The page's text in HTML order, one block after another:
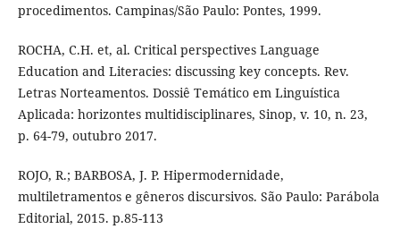
procedimentos. Campinas/São Paulo: Pontes, 1999.
ROCHA, C.H. et, al. Critical perspectives Language
Education and Literacies: discussing key concepts. Rev.
Letras Norteamentos. Dossiê Temático em Linguística
Aplicada: horizontes multidisciplinares, Sinop, v. 10, n. 23,
p. 64-79, outubro 2017.
ROJO, R.; BARBOSA, J. P. Hipermodernidade,
multiletramentos e gêneros discursivos. São Paulo: Parábola
Editorial, 2015. p.85-113